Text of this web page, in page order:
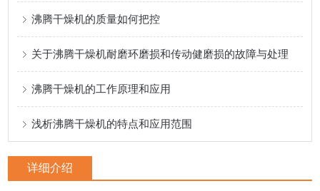
沸腾干燥机的质量如何把控
关于沸腾干燥机耐磨环磨损和传动健磨损的故障与处理
沸腾干燥机的工作原理和应用
浅析沸腾干燥机的特点和应用范围
详细介绍